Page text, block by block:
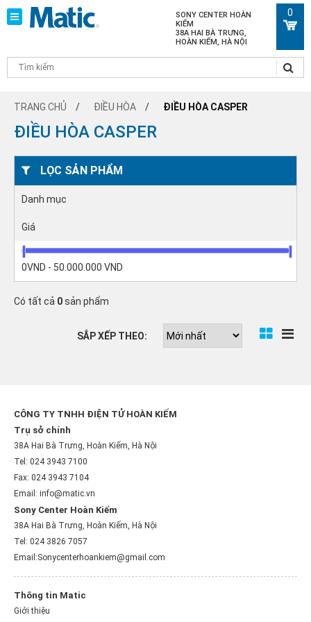
SONY CENTER HOÀN
KIẾM
38A HAI BÀ TRƯNG,
HOÀN KIẾM, HÀ NỘI
0
TRANG CHỦ ĐIỀU HÒA ĐIỀU HÒA CASPER
ĐIỀU HÒA CASPER
LỌC SẢN PHẨM
Danh mục
Giá
0VND - 50.000.000 VND
Có tất cả 0sản phẩm
SẮP XẾP THEO:
CÔNG TY TNHH ĐIỆN TỬ HOÀN KIẾM
Trụ sở chính
38A Hai Bà Trưng, Hoàn Kiếm, Hà Nội
Tel: 024 3943 7100
Fax: 024 3943 7104
Email: info@matic.vn
Sony Center Hoàn Kiếm
38A Hai Bà Trưng, Hoàn Kiếm, Hà Nội
Tel: 024 3826 7057
Email:Sonycenterhoankiem@gmail.com
Thông tin Matic
Giới thiệu